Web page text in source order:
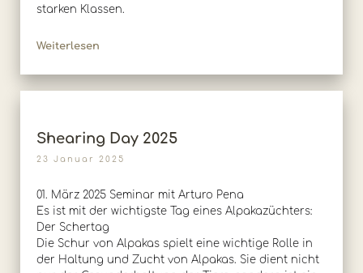
starken Klassen.
Weiterlesen
Shearing Day 2025
23 Januar 2025
01. März 2025 Seminar mit Arturo Pena
Es ist mit der wichtigste Tag eines Alpakazüchters:
Der Schertag
Die Schur von Alpakas spielt eine wichtige Rolle in
der Haltung und Zucht von Alpakas. Sie dient nicht